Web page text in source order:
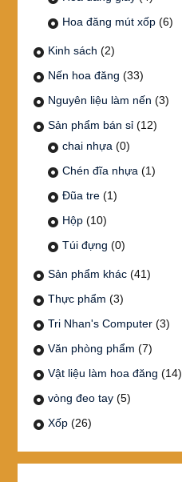
Hoa đăng mút xốp (6)
Kinh sách (2)
Nến hoa đăng (33)
Nguyên liệu làm nến (3)
Sản phẩm bán sỉ (12)
chai nhựa (0)
Chén đĩa nhựa (1)
Đũa tre (1)
Hộp (10)
Túi đựng (0)
Sản phẩm khác (41)
Thực phẩm (3)
Tri Nhan's Computer (3)
Văn phòng phẩm (7)
Vật liệu làm hoa đăng (14)
vòng đeo tay (5)
Xốp (26)